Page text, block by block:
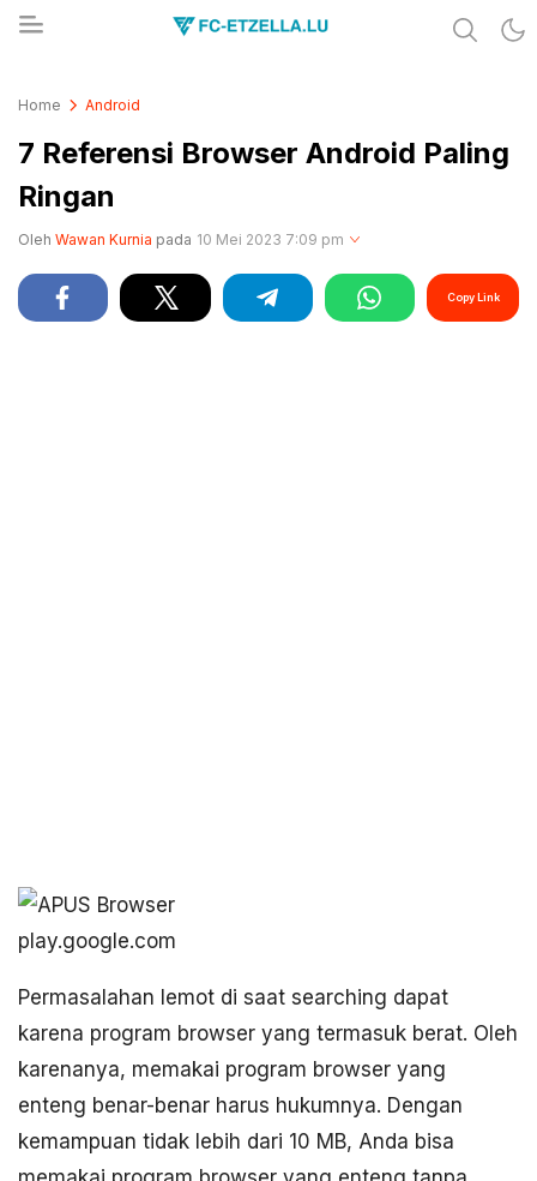
Home Android
7 Referensi Browser Android Paling
Ringan
Oleh Wawan Kurnia pada 10 Mei 2023 7:09 pm
Copy Link
play.google.com
Permasalahan lemot di saat searching dapat
karena program browser yang termasuk berat. Oleh
karenanya, memakai program browser yang
enteng benar-benar harus hukumnya. Dengan
kemampuan tidak lebih dari 10 MB, Anda bisa